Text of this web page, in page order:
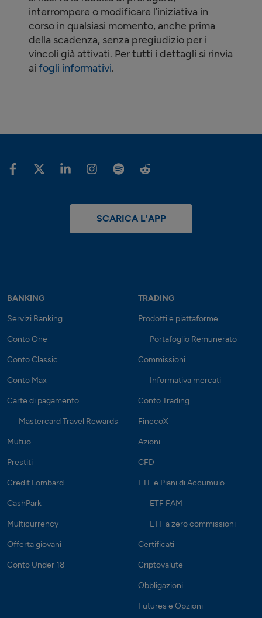
interrompere o modificare l’iniziativa in
corso in qualsiasi momento, anche prima
della scadenza, senza pregiudizio per i
vincoli già attivati. Per tutti i dettagli si rinvia
aifogli informativi.
SCARICA L'APP
BANKING
Servizi Banking
Conto One
Conto Classic
Conto Max
Carte di pagamento
Mastercard Travel Rewards
Mutuo
Prestiti
Credit Lombard
CashPark
Multicurrency
Offerta giovani
Conto Under 18
TRADING
Prodotti e piattaforme
Portafoglio Remunerato
Commissioni
Informativa mercati
Conto Trading
FinecoX
Azioni
CFD
ETF e Piani di Accumulo
ETF FAM
ETF a zero commissioni
Certificati
Criptovalute
Obbligazioni
Futures e Opzioni